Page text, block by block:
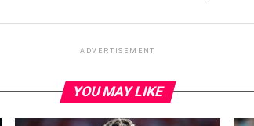
ADVERTISEMENT
YOU MAY LIKE